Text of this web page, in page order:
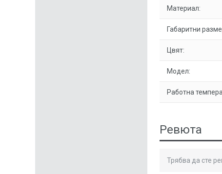
Материал:
Габаритни
Цвят:
Модел:
Работна
Ревюта
Трябва да сте